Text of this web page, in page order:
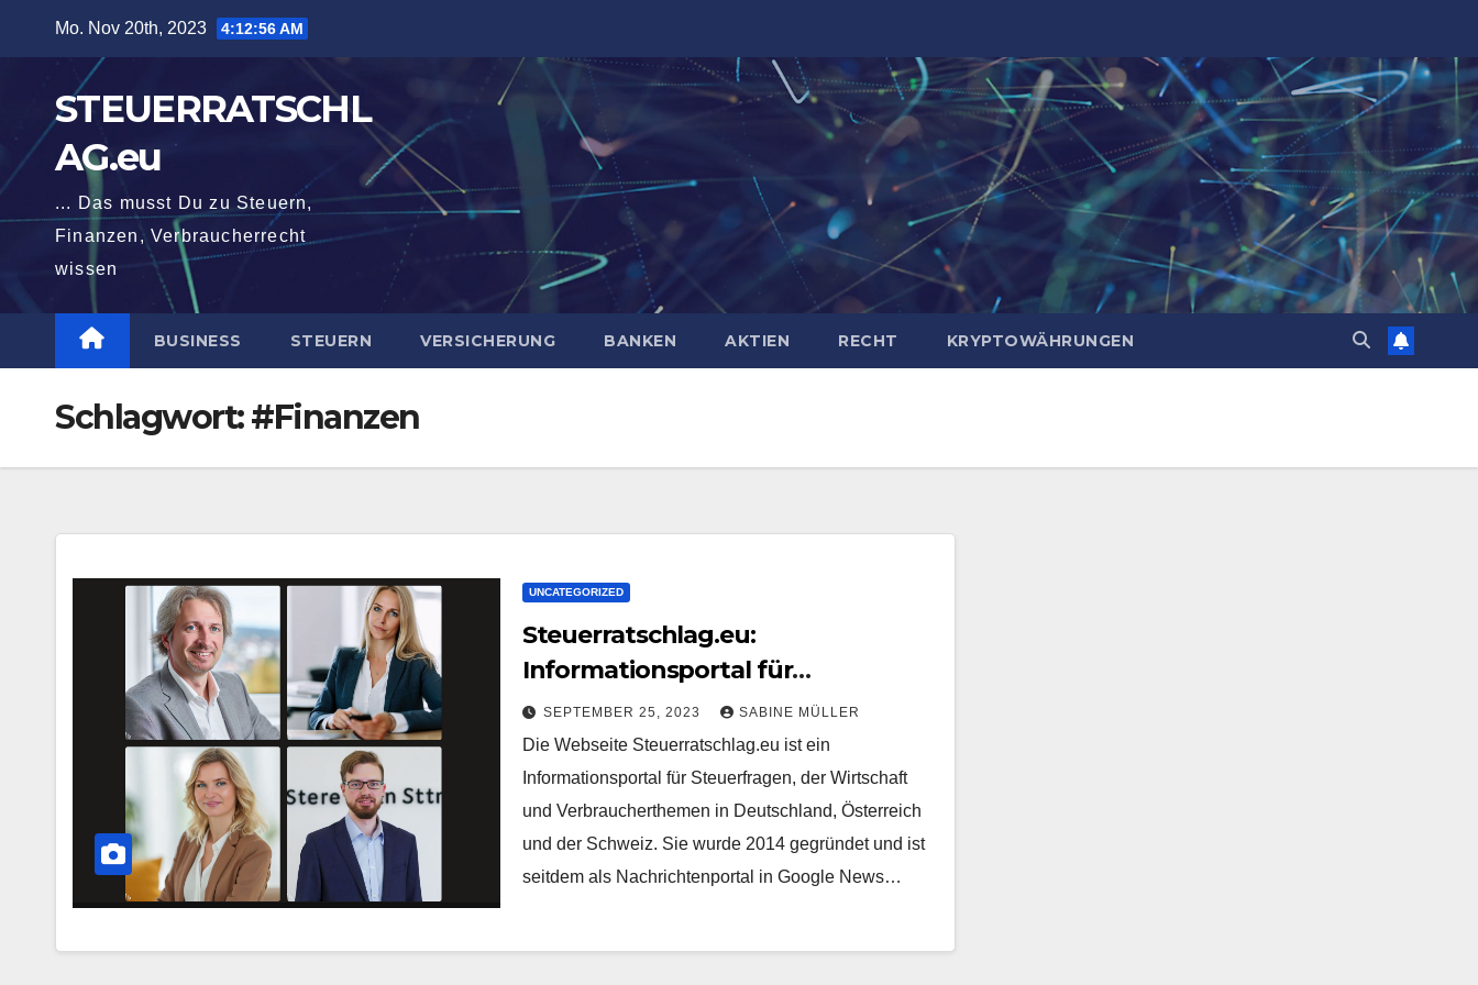
Mo. Nov 20th, 2023 4:12:56 AM
STEUERRATSCHL
AG.eu
... Das musst Du zu Steuern,
Finanzen, Verbraucherrecht
wissen
BUSINESS STEUERN VERSICHERUNG BANKEN AKTIEN RECHT KRYPTOWÄHRUNGEN
Schlagwort:#Finanzen
UNCATEGORIZED
Steuerratschlag.eu:
Informationsportal für
Steuerfragen und Wirtschaft – in
eigener Sache
SEPTEMBER 25, 2023 SABINE MÜLLER
Die Webseite Steuerratschlag.eu ist ein
Informationsportal für Steuerfragen, der Wirtschaft
und Verbraucherthemen in Deutschland, Österreich
und der Schweiz. Sie wurde 2014 gegründet und ist
seitdem als Nachrichtenportal in Google News…